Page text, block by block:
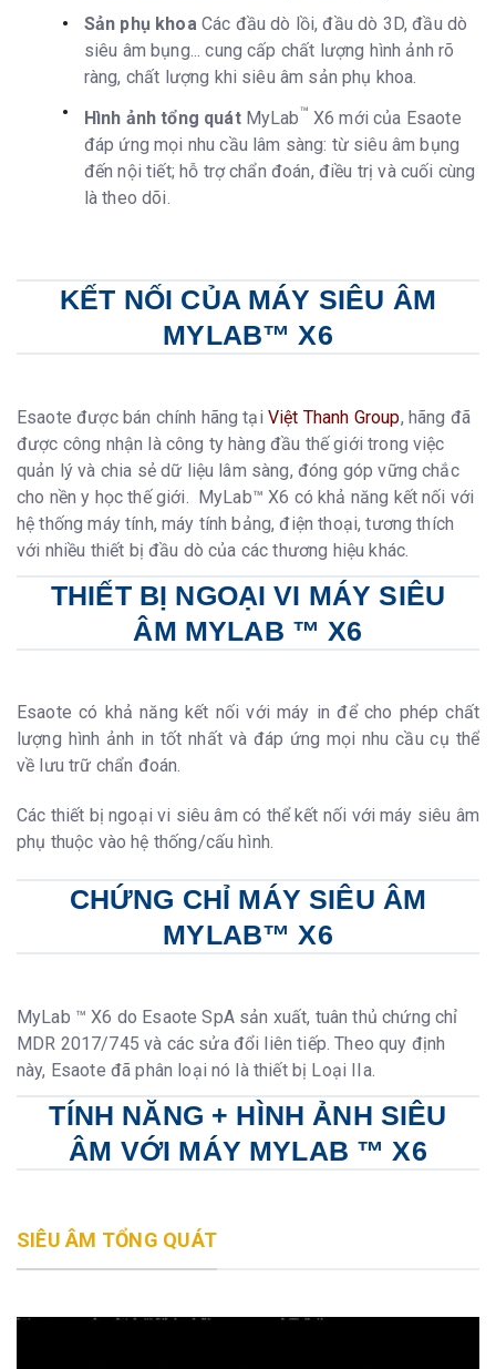
Sản phụ khoaCác đầu dò lồi, đầu dò 3D, đầu dò
siêu âm bụng... cung cấp chất lượng hình ảnh rõ
ràng, chất lượng khi siêu âm sản phụ khoa.
Hình ảnh tổng quátMyLab™ X6 mới của Esaote
đáp ứng mọi nhu cầu lâm sàng: từ siêu âm bụng
đến nội tiết; hỗ trợ chẩn đoán, điều trị và cuối cùng
là theo dõi.
KẾT NỐI CỦA MÁY SIÊU ÂM
MYLAB™ X6
Esaote được bán chính hãng tại Việt Thanh Group, hãng đã
được công nhận là công ty hàng đầu thế giới trong việc
quản lý và chia sẻ dữ liệu lâm sàng, đóng góp vững chắc
cho nền y học thế giới. MyLab™ X6 có khả năng kết nối với
hệ thống máy tính, máy tính bảng, điện thoại, tương thích
với nhiều thiết bị đầu dò của các thương hiệu khác.
THIẾT BỊ NGOẠI VI MÁY SIÊU
ÂM MYLAB ™ X6
Esaote có khả năng kết nối với máy in để cho phép chất
lượng hình ảnh in tốt nhất và đáp ứng mọi nhu cầu cụ thể
về lưu trữ chẩn đoán.
Các thiết bị ngoại vi siêu âm có thể kết nối với máy siêu âm
phụ thuộc vào hệ thống/cấu hình.
CHỨNG CHỈ MÁY SIÊU ÂM
MYLAB™ X6
MyLab ™ X6 do Esaote SpA sản xuất, tuân thủ chứng chỉ
MDR 2017/745 và các sửa đổi liên tiếp. Theo quy định
này, Esaote đã phân loại nó là thiết bị Loại IIa.
TÍNH NĂNG + HÌNH ẢNH SIÊU
ÂM VỚI MÁY MYLAB ™ X6
SIÊU ÂM TỔNG QUÁT